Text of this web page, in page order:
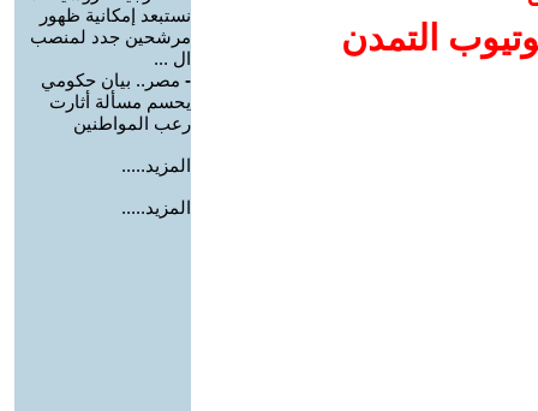
التمدن
نستبعد إمكانية ظهور
مرشحين جدد لمنصب
ال ...
- مصر.. بيان حكومي
يحسم مسألة أثارت
رعب المواطنين
المزيد.....
المزيد.....